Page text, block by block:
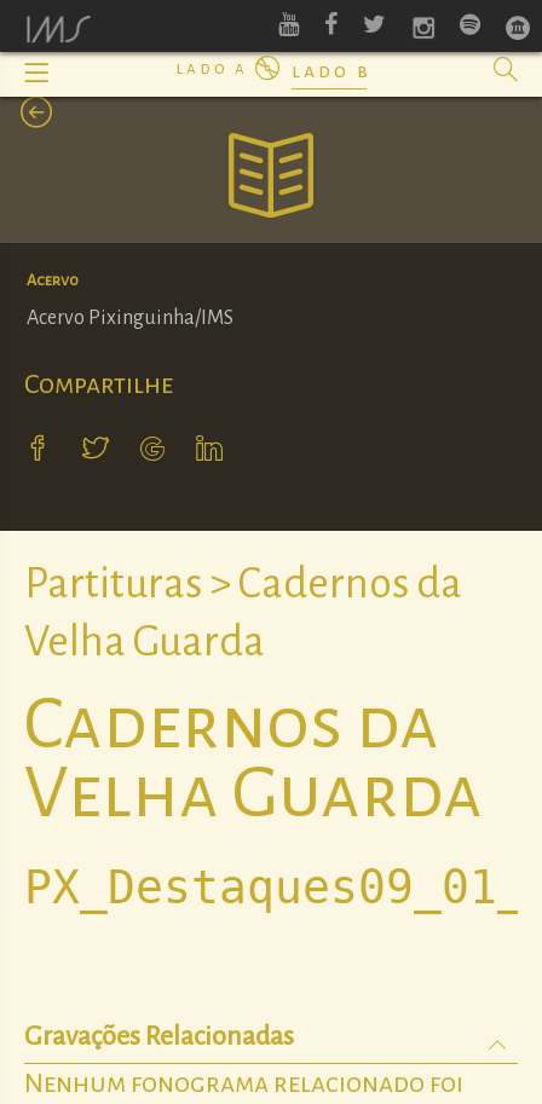
lado a lado b
Acervo
Acervo Pixinguinha/IMS
Compartilhe
Partituras > Cadernos da
Velha Guarda
Cadernos da
Velha Guarda
Gravações Relacionadas
Nenhum fonograma relacionado foi